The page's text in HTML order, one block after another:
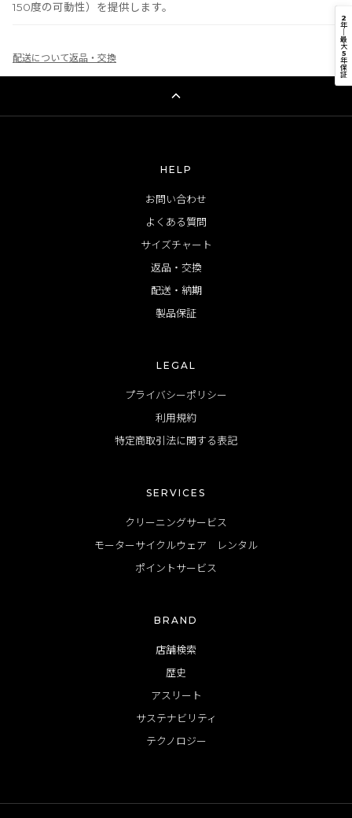
150度の可動性）を提供します。
配送について返品・交換
2
年
最
大
5
年
保
証
HELP
お問い合わせ
よくある質問
サイズチャート
返品・交換
配送・納期
製品保証
LEGAL
プライバシーポリシー
利用規約
特定商取引法に関する表記
SERVICES
クリーニングサービス
モーターサイクルウェア レンタル
ポイントサービス
BRAND
店舗検索
歴史
アスリート
サステナビリティ
テクノロジー